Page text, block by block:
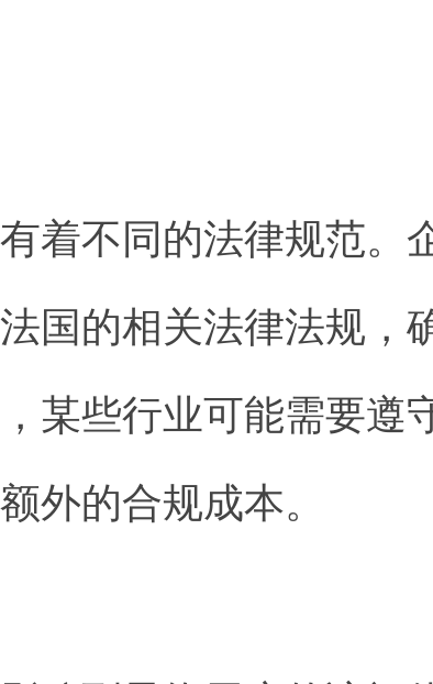
着不同的法律规范。
国的相关法律法规，
某些行业可能需要遵
外的合规成本。